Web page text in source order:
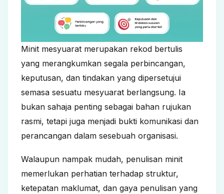
Minit mesyuarat merupakan rekod bertulis
yang merangkumkan segala perbincangan,
keputusan, dan tindakan yang dipersetujui
semasa sesuatu mesyuarat berlangsung. Ia
bukan sahaja penting sebagai bahan rujukan
rasmi, tetapi juga menjadi bukti komunikasi dan
perancangan dalam sesebuah organisasi.
Walaupun nampak mudah, penulisan minit
memerlukan perhatian terhadap struktur,
ketepatan maklumat, dan gaya penulisan yang